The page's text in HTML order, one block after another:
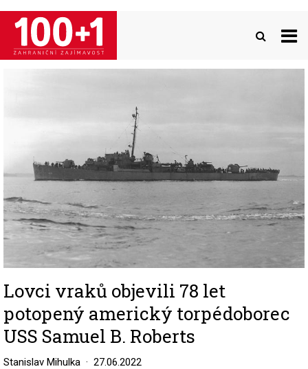
Přejít
hlavnímu
obsahu
Lovci vraků objevili 78 let
potopený americký torpédoborec
USS Samuel B. Roberts
Stanislav Mihulka 27.06.2022